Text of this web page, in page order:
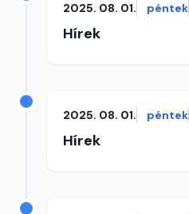
2025. 08. 01. péntek
Hírek
2025. 08. 01. péntek
Hírek